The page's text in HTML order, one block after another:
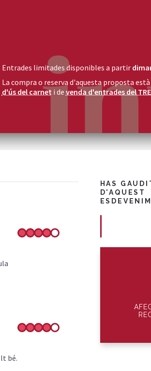
Entrades limitades disponibles a partir
La compra o reserva d'aquesta proposta
d'ús del carnet i de venda d'entrades del
bé.
HAS
D'AQUEST